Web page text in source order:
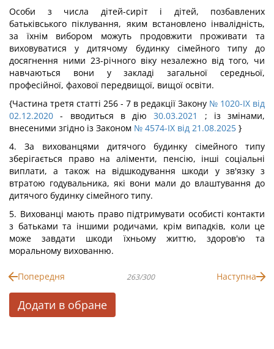
Особи з числа дітей-сиріт і дітей, позбавлених
батьківського піклування, яким встановлено інвалідність,
за їхнім вибором можуть продовжити проживати та
виховуватися у дитячому будинку сімейного типу до
досягнення ними 23-річного віку незалежно від того, чи
навчаються вони у закладі загальної середньої,
професійної, фахової передвищої, вищої освіти.
{Частина третя статті 256 - 7 в редакції Закону № 1020-IX від
02.12.2020 - вводиться в дію30.03.2021
; із змінами,
внесеними згідно із Законом № 4574-IX від 21.08.2025 }
4. За вихованцями дитячого будинку сімейного типу
зберігається право на аліменти, пенсію, інші соціальні
виплати, а також на відшкодування шкоди у зв'язку з
втратою годувальника, які вони мали до влаштування до
дитячого будинку сімейного типу.
5. Вихованці мають право підтримувати особисті контакти
з батьками та іншими родичами, крім випадків, коли це
може завдати шкоди їхньому життю, здоров'ю та
моральному вихованню.
Попередня 263/300 Наступна
Додати в обране